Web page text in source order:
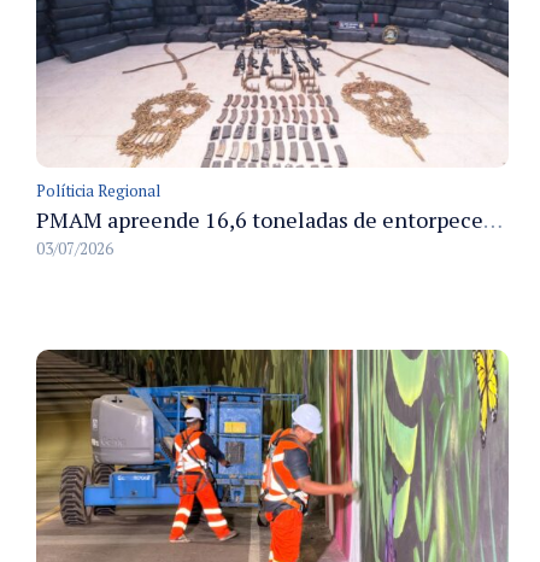
Políticia Regional
PMAM apreende 16,6 toneladas de entorpecentes e registra aumento nas prisões em flagrante e nas capturas de foragidos no primeiro semestre de 2026
03/07/2026